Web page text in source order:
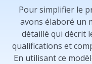
Pour simplifier le
avons élaboré un
détaillé qui décrit
qualifications et
En utilisant ce